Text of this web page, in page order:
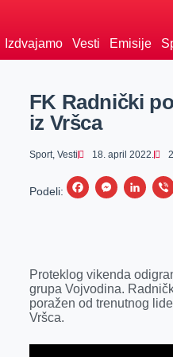
Izdvajamo Vesti Emisije
FK Radnički
iz Vršca
Sport, Vesti 18. april 2022.
Podeli:
F
b
o
k
M
e
n
e
L
e
d
n
Proteklog vikenda
grupa Vojvodina.
poražen od trenutnog
Vršca.